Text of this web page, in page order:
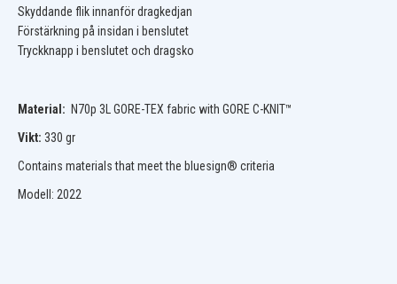
Skyddande flik innanför dragkedjan
Förstärkning på insidan i benslutet
Tryckknapp i benslutet och dragsko
Material: N70p 3L GORE-TEX fabric with GORE C-KNIT™
Vikt: 330 gr
Contains materials that meet the bluesign® criteria
Modell: 2022